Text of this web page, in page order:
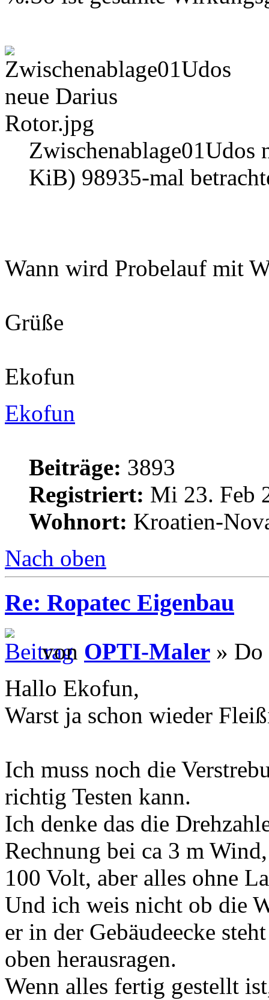
Zwischenablage01Udos
KiB) 98935-mal
Wann wird Probelauf mit
Grüße
Ekofun
Ekofun
Beiträge: 3893
Registriert: Mi 23. Feb
Wohnort: Kroatien-
Nach oben
Re: Ropatec Eigenbau
von OPTI-Maler » Do
Hallo Ekofun,
Warst ja schon wieder
Ich muss noch die
richtig Testen kann.
Ich denke das die
Rechnung bei ca 3 m
100 Volt, aber alles ohne
Und ich weis nicht ob die
er in der Gebäudeecke
oben herausragen.
Wenn alles fertig gestellt